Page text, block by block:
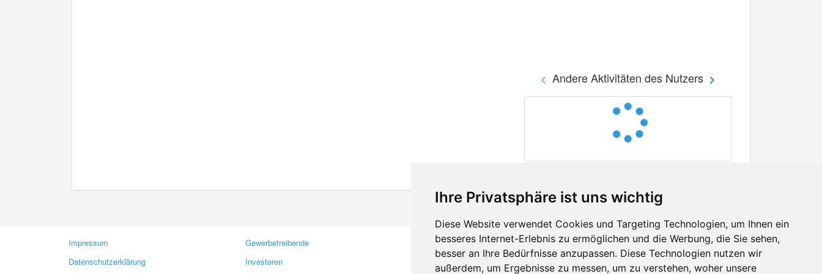
Ihre Privatsphäre ist uns wichtig
Diese Website verwendet Cookies und Targeting Technologien, um Ihnen ein
besseres Internet-Erlebnis zu ermöglichen und die Werbung, die Sie sehen,
besser an Ihre Bedürfnisse anzupassen. Diese Technologien nutzen wir
außerdem, um Ergebnisse zu messen, um zu verstehen, woher unsere
Andere Aktivitäten des Nutzers
Impressum
Datenschutzerklärung
Gewerbetreibende
Investoren
Kontakt
Feedback
Facebook
Twitter